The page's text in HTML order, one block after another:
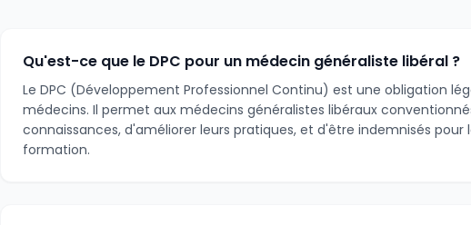
Qu'est-ce que le DPC pour un médecin généraliste libéral ?
Le DPC (Développement Professionnel Continu) est une obligation
médecins. Il permet aux médecins généralistes libéraux
connaissances, d'améliorer leurs pratiques, et d'être indemnisés
formation.